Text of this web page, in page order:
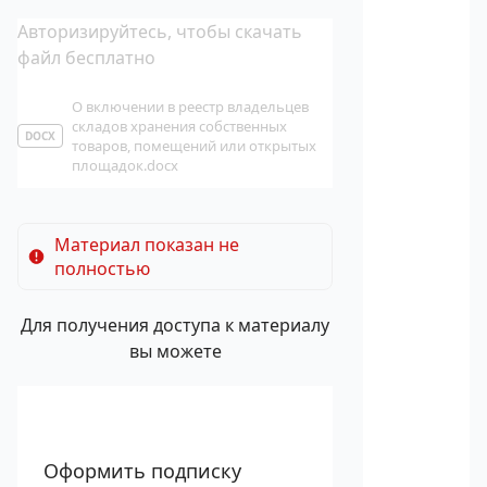
Авторизируйтесь, чтобы скачать
файл бесплатно
DOCX
О включении в реестр владельцев
складов хранения собственных
товаров, помещений или открытых
площадок.docx
Материал показан не
полностью
Для получения доступа к материалу
вы можете
Оформить подписку